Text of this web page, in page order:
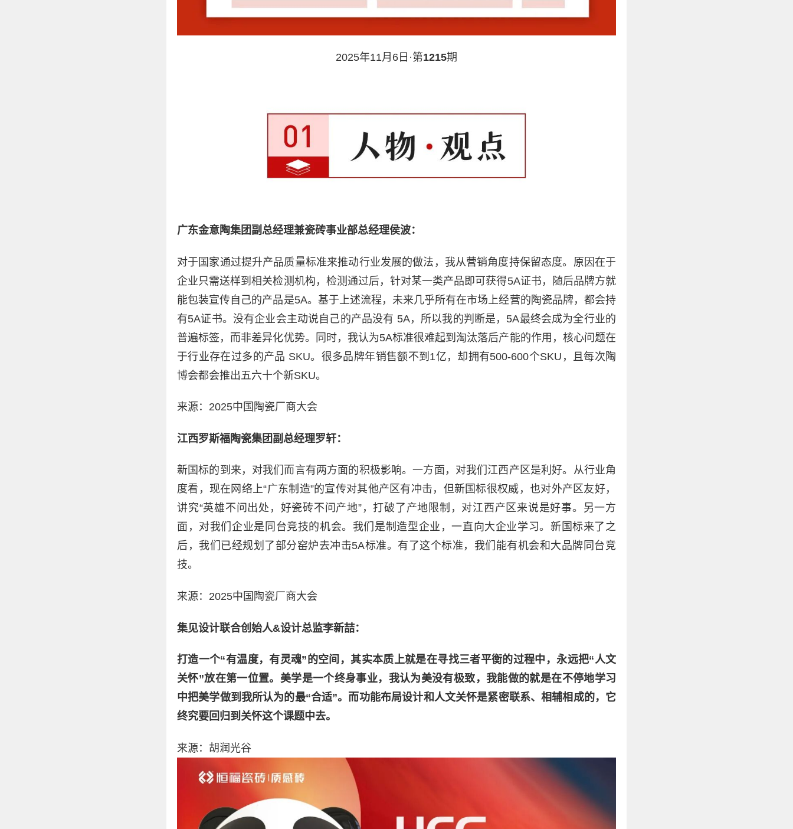
2025年11月6日·第1215期
广东金意陶集团副总经理兼瓷砖事业部总经理侯波：
对于国家通过提升产品质量标准来推动行业发展的做法，我从营销角度持保留态度。原因在于
企业只需送样到相关检测机构，检测通过后，针对某一类产品即可获得5A证书，随后品牌方就
能包装宣传自己的产品是5A。基于上述流程，未来几乎所有在市场上经营的陶瓷品牌，都会持
有5A证书。没有企业会主动说自己的产品没有 5A，所以我的判断是，5A最终会成为全行业的
普遍标签，而非差异化优势。同时，我认为5A标准很难起到淘汰落后产能的作用，核心问题在
于行业存在过多的产品 SKU。很多品牌年销售额不到1亿，却拥有500-600个SKU，且每次陶
博会都会推出五六十个新SKU。
来源：2025中国陶瓷厂商大会
江西罗斯福陶瓷集团副总经理罗轩：
新国标的到来，对我们而言有两方面的积极影响。一方面，对我们江西产区是利好。从行业角
度看，现在网络上“广东制造”的宣传对其他产区有冲击，但新国标很权威，也对外产区友好，
讲究“英雄不问出处，好瓷砖不问产地”，打破了产地限制，对江西产区来说是好事。另一方
面，对我们企业是同台竞技的机会。我们是制造型企业，一直向大企业学习。新国标来了之
后，我们已经规划了部分窑炉去冲击5A标准。有了这个标准，我们能有机会和大品牌同台竞
技。
来源：2025中国陶瓷厂商大会
集见设计联合创始人&设计总监李新喆：
打造一个“有温度，有灵魂”的空间，其实本质上就是在寻找三者平衡的过程中，永远把“人文
关怀”放在第一位置。美学是一个终身事业，我认为美没有极致，我能做的就是在不停地学习
中把美学做到我所认为的最“合适”。而功能布局设计和人文关怀是紧密联系、相辅相成的，它
终究要回归到关怀这个课题中去。
来源：胡润光谷